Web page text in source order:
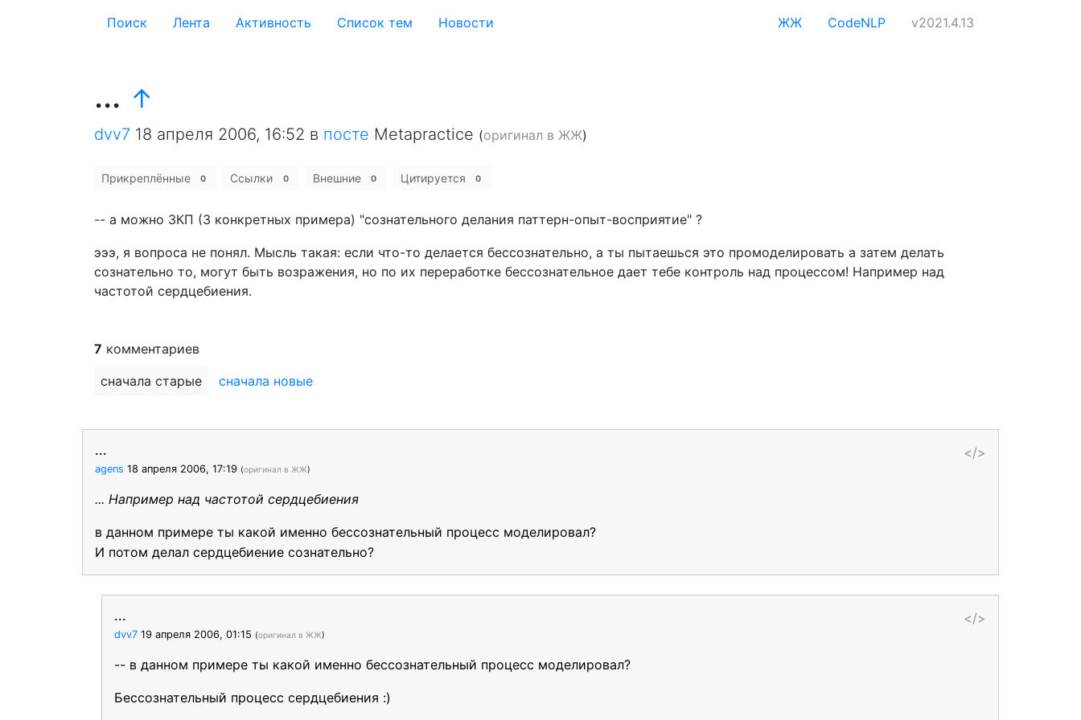
Поиск Лента Активность Cписок тем Новости ЖЖ CodeNLP v2021.4.13
... ↑
dvv7 18 апреля 2006, 16:52 в посте Metapractice (оригинал в ЖЖ)
Прикреплённые 0 Ссылки 0 Внешние 0 Цитируется 0
-- а можно 3КП (3 конкретных примера) "сознательного делания паттерн-опыт-восприятие" ?
эээ, я вопроса не понял. Мысль такая: если что-то делается бессознательно, а ты пытаешься это промоделировать а затем делать
сознательно то, могут быть возражения, но по их переработке бессознательное дает тебе контроль над процессом! Например над
частотой сердцебиения.
7 комментариев
сначала старые
сначала новые
</>
...
agens 18 апреля 2006, 17:19 (оригинал в ЖЖ)
... Например над частотой сердцебиения
в данном примере ты какой именно бессознательный процесс моделировал?
И потом делал сердцебиение сознательно?
</>
...
dvv7 19 апреля 2006, 01:15 (оригинал в ЖЖ)
-- в данном примере ты какой именно бессознательный процесс моделировал?
Бессознательный процесс сердцебиения :)